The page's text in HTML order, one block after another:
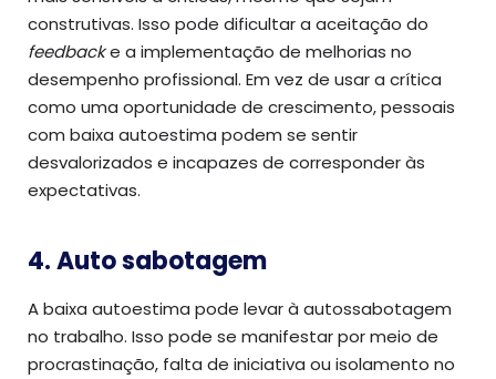
construtivas. Isso pode dificultar a aceitação do
feedbacke a implementação de melhorias no
desempenho profissional. Em vez de usar a crítica
como uma oportunidade de crescimento, pessoais
com baixa autoestima podem se sentir
desvalorizados e incapazes de corresponder às
expectativas.
4. Auto sabotagem
A baixa autoestima pode levar à autossabotagem
no trabalho. Isso pode se manifestar por meio de
procrastinação, falta de iniciativa ou isolamento no